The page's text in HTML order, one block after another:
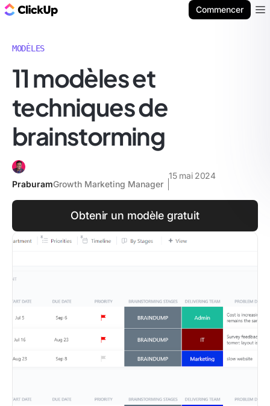
Commencer
MODÈLES
11 modèles et
techniques de
brainstorming
PraburamGrowth Marketing Manager
15 mai 2024
Obtenir un modèle gratuit